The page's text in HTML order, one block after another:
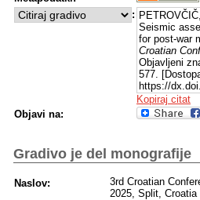
:
Seismic
for post-war
Croatian
Objavljeni
577.
https://
Kopiraj citat
Objavi na:
Gradivo je del monografije
Naslov:
3rd Croatian
2025, Split, Croatia